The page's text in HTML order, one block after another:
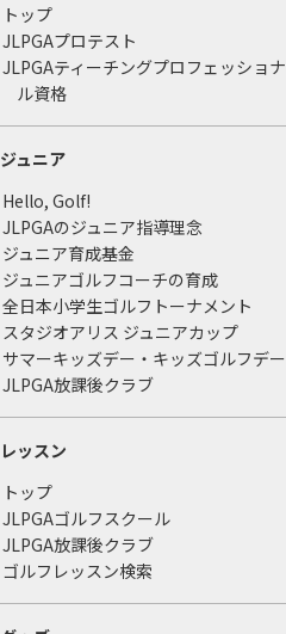
トップ
JLPGAプロテスト
JLPGAティーチングプロフェッショナ
ル資格
ジュニア
Hello, Golf!
JLPGAのジュニア指導理念
ジュニア育成基金
ジュニアゴルフコーチの育成
全日本小学生ゴルフトーナメント
スタジオアリス ジュニアカップ
サマーキッズデー・キッズゴルフデー
JLPGA放課後クラブ
レッスン
トップ
JLPGAゴルフスクール
JLPGA放課後クラブ
ゴルフレッスン検索